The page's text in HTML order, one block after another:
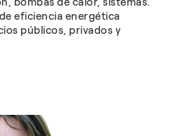
eficiencia energética
públicos, privados y